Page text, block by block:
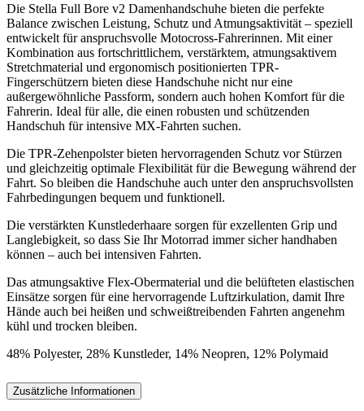
Die Stella Full Bore v2 Damenhandschuhe bieten die perfekte
Balance zwischen Leistung, Schutz und Atmungsaktivität – speziell
entwickelt für anspruchsvolle Motocross-Fahrerinnen. Mit einer
Kombination aus fortschrittlichem, verstärktem, atmungsaktivem
Stretchmaterial und ergonomisch positionierten TPR-
Fingerschützern bieten diese Handschuhe nicht nur eine
außergewöhnliche Passform, sondern auch hohen Komfort für die
Fahrerin. Ideal für alle, die einen robusten und schützenden
Handschuh für intensive MX-Fahrten suchen.
Die TPR-Zehenpolster bieten hervorragenden Schutz vor Stürzen
und gleichzeitig optimale Flexibilität für die Bewegung während der
Fahrt. So bleiben die Handschuhe auch unter den anspruchsvollsten
Fahrbedingungen bequem und funktionell.
Die verstärkten Kunstlederhaare sorgen für exzellenten Grip und
Langlebigkeit, so dass Sie Ihr Motorrad immer sicher handhaben
können – auch bei intensiven Fahrten.
Das atmungsaktive Flex-Obermaterial und die belüfteten elastischen
Einsätze sorgen für eine hervorragende Luftzirkulation, damit Ihre
Hände auch bei heißen und schweißtreibenden Fahrten angenehm
kühl und trocken bleiben.
48% Polyester, 28% Kunstleder, 14% Neopren, 12% Polymaid
Zusätzliche Informationen